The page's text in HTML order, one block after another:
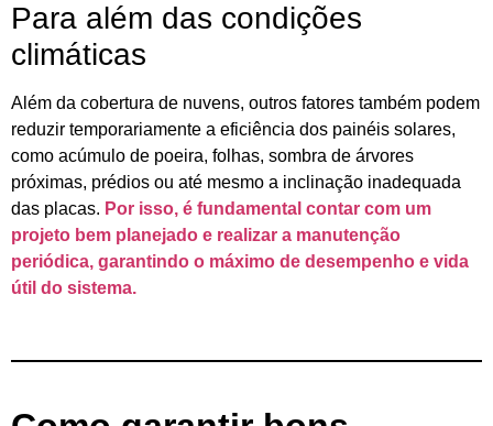
Para além das condições
climáticas
Além da cobertura de nuvens, outros fatores também podem
reduzir temporariamente a eficiência dos painéis solares,
como acúmulo de poeira, folhas, sombra de árvores
próximas, prédios ou até mesmo a inclinação inadequada
das placas. Por isso, é fundamental contar com um
projeto bem planejado e realizar a manutenção
periódica, garantindo o máximo de desempenho e vida
útil do sistema.